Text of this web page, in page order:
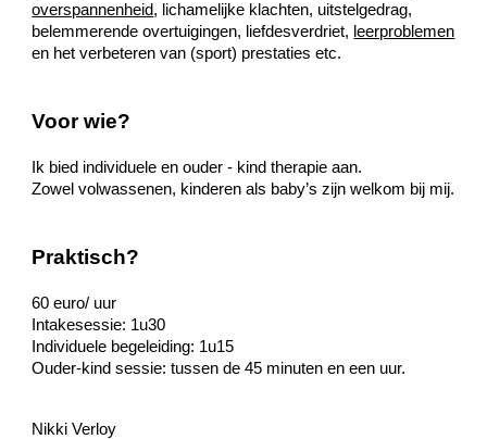
overspannenheid, lichamelijke klachten, uitstelgedrag,
belemmerende overtuigingen, liefdesverdriet, leerproblemen
en het verbeteren van (sport) prestaties etc.
Voor wie?
Ik bied individuele en ouder - kind therapie aan.
Zowel volwassenen, kinderen als baby’s zijn welkom bij mij.
Praktisch?
60 euro/ uur
Intakesessie: 1u30
Individuele begeleiding: 1u15
Ouder-kind sessie: tussen de 45 minuten en een uur.
Nikki Verloy